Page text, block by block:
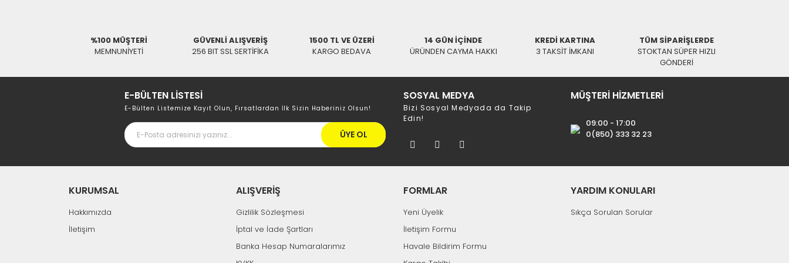
%100 MÜŞTERİ
MEMNUNİYETİ
GÜVENLİ ALIŞVERİŞ
256 BIT SSL SERTİFİKA
1500 TL VE ÜZERİ
KARGO BEDAVA
14 GÜN İÇİNDE
ÜRÜNDEN CAYMA HAKKI
KREDİ KARTINA
3 TAKSİT İMKANI
TÜM SİPARİŞLERDE
STOKTAN SÜPER HIZLI
GÖNDERİ
E-BÜLTEN LİSTESİ
E-Bülten Listemize Kayıt Olun, Fırsatlardan İlk Sizin Haberiniz Olsun!
ÜYE OL
SOSYAL MEDYA
Bizi Sosyal Medyada da Takip
Edin!
MÜŞTERİ HİZMETLERİ
09:00 - 17:00
0(850) 333 32 23
KURUMSAL
Hakkımızda
İletişim
ALIŞVERİŞ
Gizlilik Sözleşmesi
İptal ve İade Şartları
Banka Hesap Numaralarımız
FORMLAR
Yeni Üyelik
İletişim Formu
Havale Bildirim Formu
YARDIM KONULARI
Sıkça Sorulan Sorular